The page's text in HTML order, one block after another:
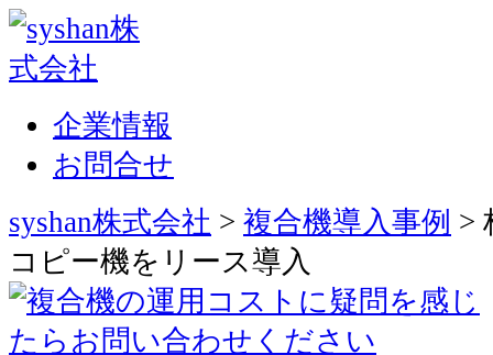
企業情報
お問合せ
syshan株式会社 > 複合機導入事例 >
コピー機をリース導入